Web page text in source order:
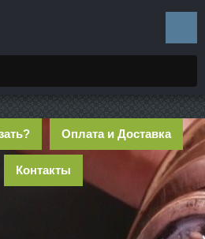
Оплата и Доставка
Контакты